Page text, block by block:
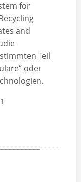
for
and
Teil
oder